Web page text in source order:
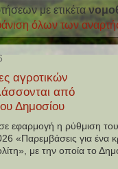
με ετικέτα
όλων των
αγροτικών
από
Δημοσίου
σε εφαρμογή η ρύθμιση
«Παρεμβάσεις για ένα
με την οποία το